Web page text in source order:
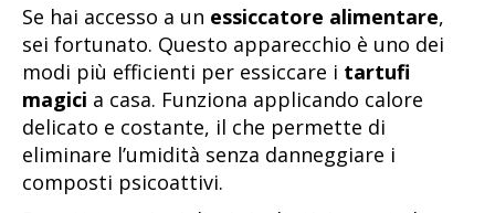
Se hai accesso a un essiccatore alimentare,
sei fortunato. Questo apparecchio è uno dei
modi più efficienti per essiccare i tartufi
magici a casa. Funziona applicando calore
delicato e costante, il che permette di
eliminare l’umidità senza danneggiare i
composti psicoattivi.